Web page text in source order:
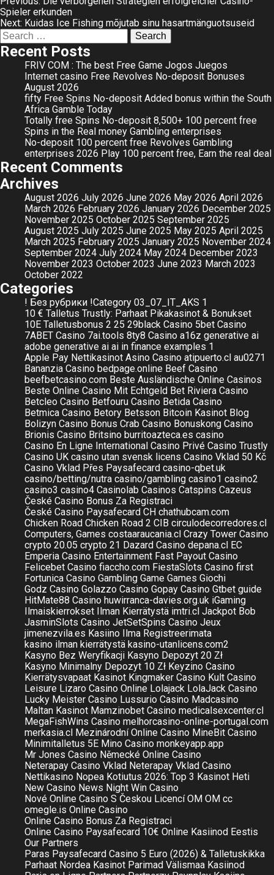
navigation
Spieler erkunden
Next: Kuidas Ice Fishing mõjutab sinu hasartmänguotsuseid
Search
for:
Recent Posts
FRIV COM : The best Free Game Jogos Juegos
Internet casino Free Revolves No-deposit Bonuses
August 2026
fifty Free Spins No-deposit Added bonus within the South
Africa Gamble Today
Totally free Spins No-deposit 8,500+ 100 percent free
Spins in the Real money Gambling enterprises
No-deposit 100 percent free Revolves Gambling
enterprises 2026 Play 100 percent free, Earn the real deal
Recent Comments
Archives
August 2026 July 2026 June 2026 May 2026 April 2026
March 2026 February 2026 January 2026 December 2025
November 2025 October 2025 September 2025
August 2025 July 2025 June 2025 May 2025 April 2025
March 2025 February 2025 January 2025 November 2024
September 2024 July 2024 May 2024 December 2023
November 2023 October 2023 June 2023 March 2023
October 2022
Categories
! Без рубрики !Category 03_07_IT_AKS 1
10 € Talletus Trustly: Parhaat Pikakasinot & Bonukset
10E Talletusbonus 2 25 29black Casino 5bet Casino
7ABET Casino 7ai.tools 8ty8 Casino a16z generative ai
adobe generative ai ai in finance examples 1
Apple Pay Nettikasinot Asino Casino atipuerto.cl au0271
Bananzia Casino bedpage.online Beef Casino
beefbetcasino.com Beste Ausländische Online Casinos
Beste Online Casino Mit Echtgeld Bet Riviera Casino
Betcleo Casino Betfouru Casino Betida Casino
Betmica Casino Betory Betsson Bitcoin Kasinot Blog
Bolizyn Casino Bonus Crab Casino Bonuskong Casino
Brionis Casino Britsino burritoazteca.es casino
Casino En Ligne International Casino Privé Casino Trustly
Casino UK casino utan svensk licens Casino Vklad 50 Kč
Casino Vklad Přes Paysafecard casino-qbet.uk
casino/betting/nutra casino/gambling casino1 casino2
casino3 casino4 Casinolab Casinos Catspins Cazeus
České Casino Bonus Za Registraci
České Casino Paysafecard CH chathubcam.com
Chicken Road Chicken Road 2 CIB circulodecorredores.cl
Computers, Games costaaraucania.cl Crazy Tower Сasino
crypto 20.05 crypto 21 Dazard Casino depana.cl EC
Emperia Casino Entertainment Fast Payout Casino
Felicebet Casino fiaccho.com FiestaSlots Casino first
Fortunica Casino Gambling Game Games Giochi
Godz Casino Golazzo Casino Gopay Casino Gtbet guide
HitMate88 Casino huwirranca-davies.org.uk iGaming
Ilmaiskierrokset Ilman Kierrätystä imtri.cl Jackpot Bob
JasminSlots Casino JetSetSpins Casino Jeux
jimenezvila.es Kasiino Ilma Registreerimata
kasino ilman kierrätystä kasino-utanlicens.com2
Kasyno Bez Weryfikacji Kasyno Depozyt 20 Zł
Kasyno Minimalny Depozyt 10 Zł Keyzino Casino
Kierrätysvapaat Kasinot Kingmaker Casino Kult Casino
Leisure Lizaro Casino Online Lolajack LolaJack Casino
Lucky Meister Casino Lussurio Casino Madcasino
Maltan Kasinot Mamzinobet Casino medicalsexcenter.cl
MegaFishWins Casino melhorcasino-online-portugal.com
merkasia.cl Mezinárodní Online Casino MineBit Casino
Minimitalletus 5E Mino Casino monkeyapp.app
Mr Jones Casino Německé Online Casino
Neterapay Casino Vklad Neterapay Vklad Casino
Nettikasino Nopea Kotiutus 2026: Top 3 Kasinot Heti
New Casino News Night Win Casino
Nové Online Casino S Českou Licencí OM OM cc
omegle.is Online Casino
Online Casino Bonus Za Registraci
Online Casino Paysafecard 10€ Online Kasiinod Eestis
Our Partners
Paras Paysafecard Casino 5 Euro (2026) & Talletuskikka
Parhaat Nordea Kasinot Parimad Välismaa Kasiinod